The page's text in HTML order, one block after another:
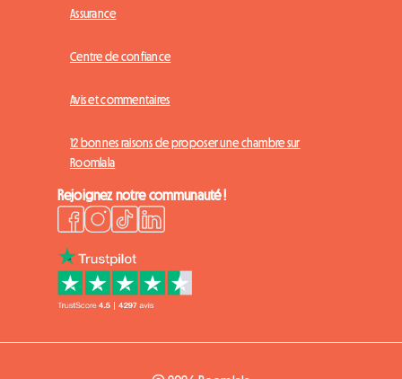
Assurance
Centre de confiance
Avis et commentaires
12 bonnes raisons de proposer une chambre sur
Roomlala
Rejoignez notre communauté !